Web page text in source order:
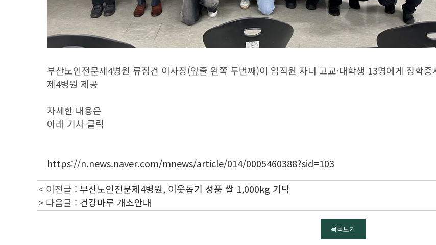
부산노인전문제4병원 류정건 이사장(앞줄 왼쪽 두번째)이 임직원 자녀 고교·대학생 13명에게 장학
제4병원 제공
자세한 내용은
아래 기사 클릭
https://n.news.naver.com/mnews/article/014/0005460388?sid=103
< 이전글 : 부산노인전문제4병원, 이웃돕기 성품 쌀 1,000kg 기탁
> 다음글 : 건강마루 개소안내
목록보기